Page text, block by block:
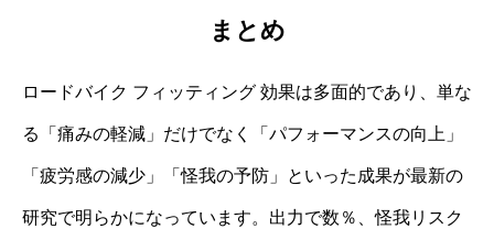
まとめ
ロードバイク フィッティング 効果は多面的であり、単な
る「痛みの軽減」だけでなく「パフォーマンスの向上」
「疲労感の減少」「怪我の予防」といった成果が最新の
研究で明らかになっています。出力で数％、怪我リスク